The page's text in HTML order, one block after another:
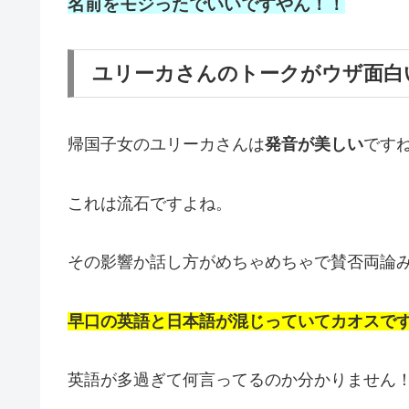
名前をモジったでいいですやん！！
ユリーカさんのトークがウザ面白
帰国子女のユリーカさんは発音が美しいです
これは流石ですよね。
その影響か話し方がめちゃめちゃで賛否両論
早口の英語と日本語が混じっていてカオスです
英語が多過ぎて何言ってるのか分かりません！